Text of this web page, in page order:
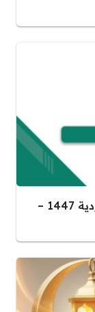
أوقات دوام الروضة في رمضان السعودية 1447 –